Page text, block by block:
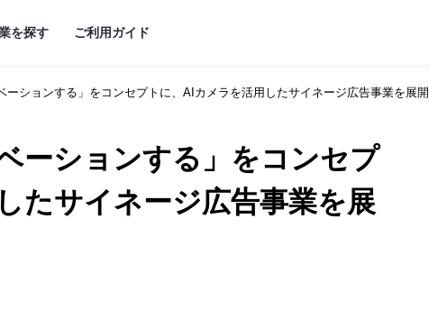
を探す ご利用ガイド
ーションする」をコンセプトに、AIカメラを活用したサイネージ広告事業を展開
ーションする」をコンセプ
たサイネージ広告事業を展
ができます
をしましょう！
ります